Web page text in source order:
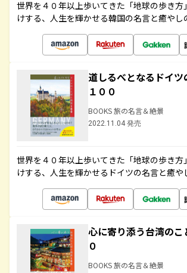
世界を４０年以上歩いてきた「地球の歩き方
けする、人生を輝かせる韓国の名言と癒やし
道しるべとなるドイ
１００
BOOKS 旅の名言＆絶景
2022.11.04 発売
世界を４０年以上歩いてきた「地球の歩き方
けする、人生を輝かせるドイツの名言と癒や
心に寄り添う台湾のこ
０
BOOKS 旅の名言＆絶景